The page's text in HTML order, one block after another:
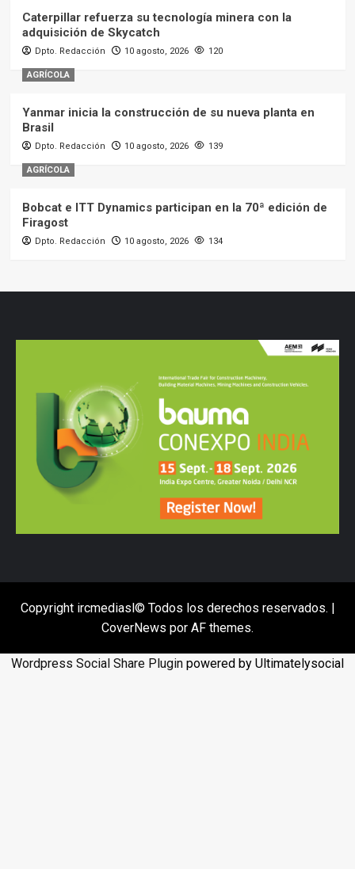
Caterpillar refuerza su tecnología minera con la
adquisición de Skycatch
Dpto. Redacción 10 agosto, 2026 120
AGRÍCOLA
Yanmar inicia la construcción de su nueva planta en
Brasil
Dpto. Redacción 10 agosto, 2026 139
AGRÍCOLA
Bobcat e ITT Dynamics participan en la 70ª edición de
Firagost
Dpto. Redacción 10 agosto, 2026 134
Copyright ircmediasl© Todos los derechos reservados. |
CoverNews por AF themes.
Wordpress Social Share Plugin powered by Ultimatelysocial